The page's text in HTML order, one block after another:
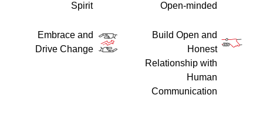
Open-minded
Spirit
Build Open and
Honest
Relationship with
Human
Communication
Embrace and
Drive Change